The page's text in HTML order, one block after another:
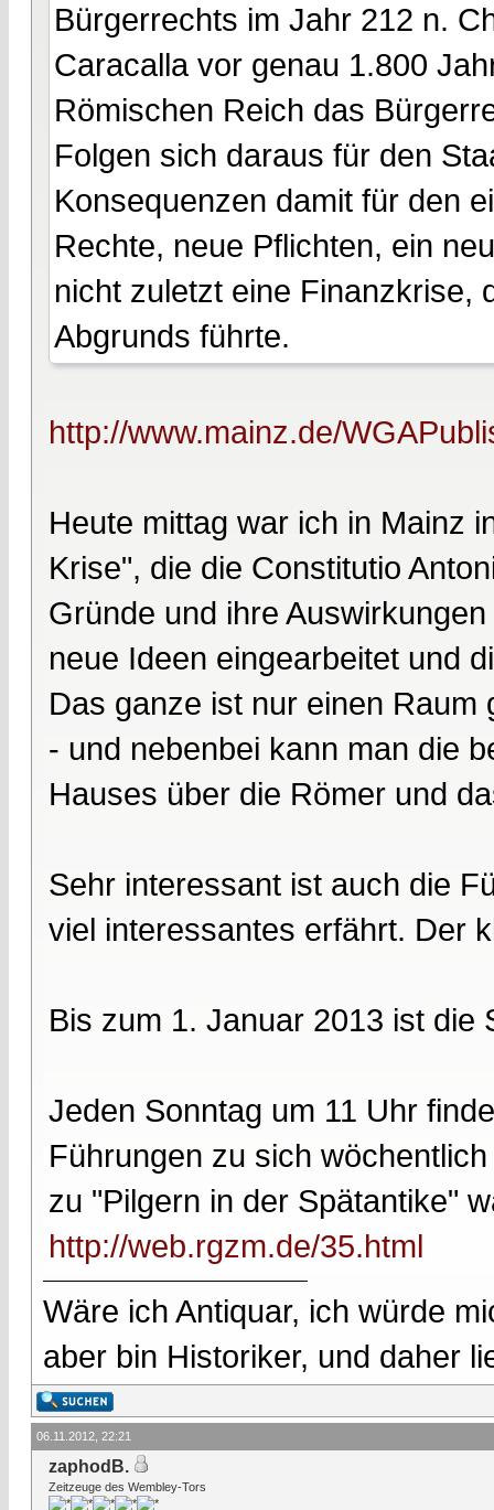
Bürgerrechts im Jahr 212 n.
Caracalla vor genau 1.800
Römischen Reich das
Folgen sich daraus für den
Konsequenzen damit für den
Rechte, neue Pflichten, ein
nicht zuletzt eine Finanzkrise,
Abgrunds führte.
http://www.mainz.de/
Heute mittag war ich in Mainz
Krise", die die Constitutio
Gründe und ihre
neue Ideen eingearbeitet und
Das ganze ist nur einen
- und nebenbei kann man die
Hauses über die Römer und
Sehr interessant ist auch die
viel interessantes erfährt. Der
Bis zum 1. Januar 2013 ist die
Jeden Sonntag um 11 Uhr
Führungen zu sich
zu "Pilgern in der Spätantike"
http://web.rgzm.de/35.html
Wäre ich Antiquar, ich würde
aber bin Historiker, und daher
06.11.2012, 22:21
zaphodB.
Zeitzeuge des Wembley-Tors